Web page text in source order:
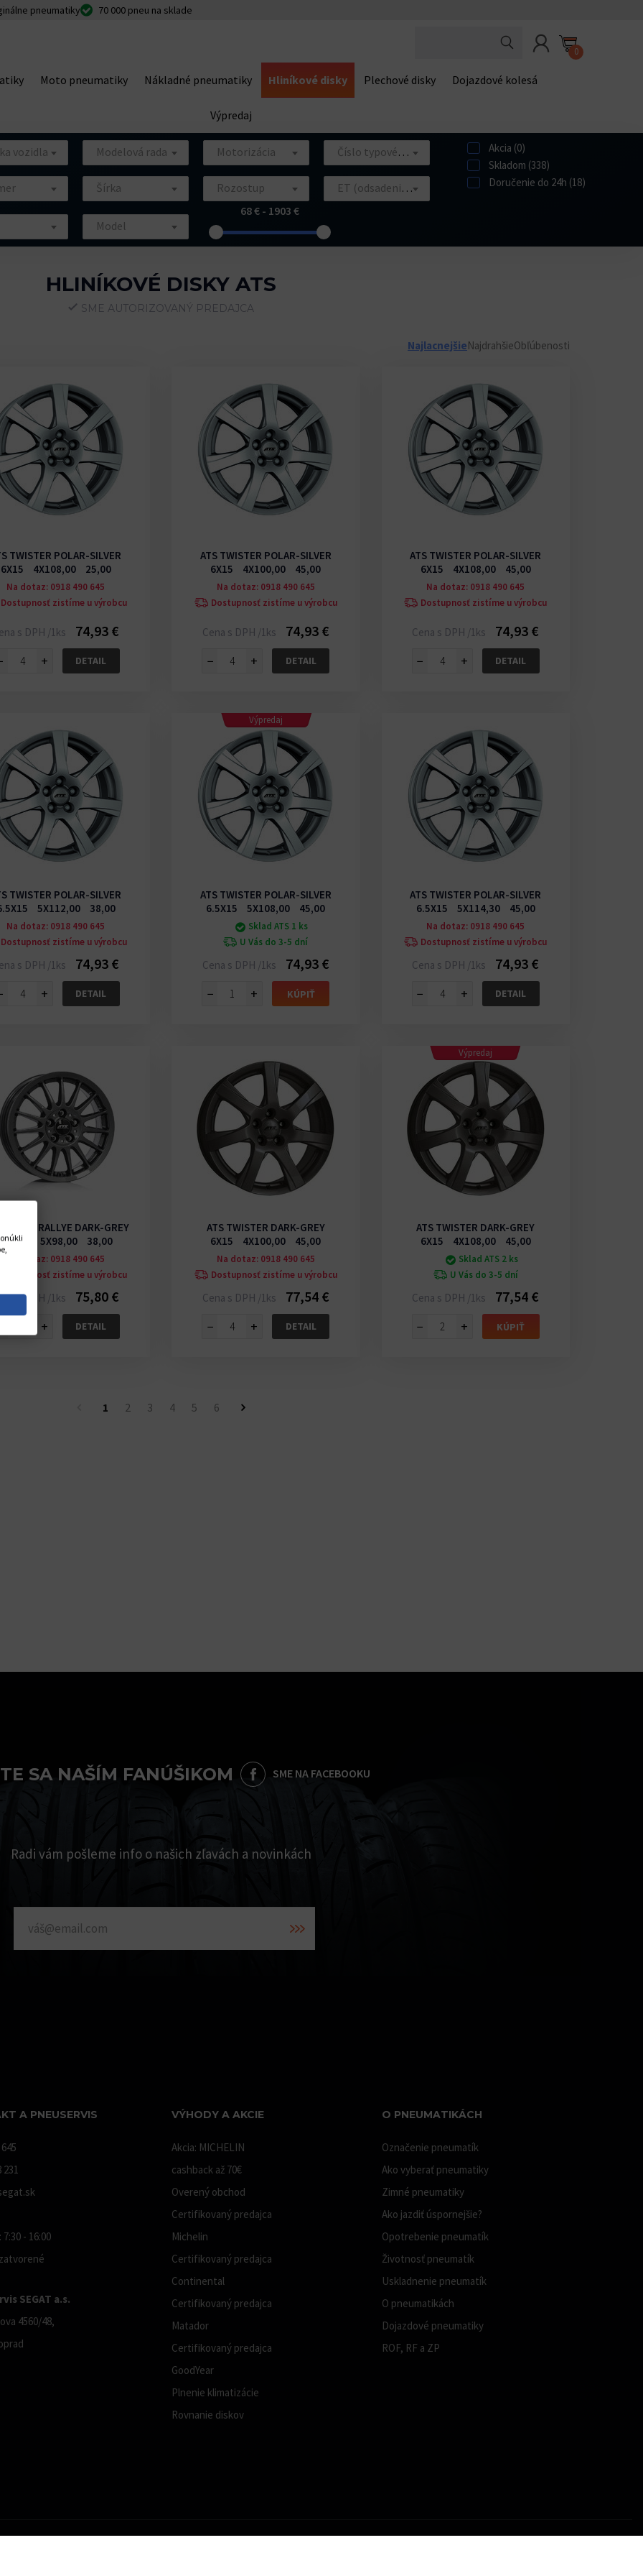
pneumatiky 70 000 pneu na sklade
0
Moto pneumatiky Nákladné pneumatiky Hliníkové disky Plechové disky Dojazdové kolesá
Výpredaj
vozidla Modelová rada Motorizácia Číslo typového schválenia
Šírka Rozostup ET (odsadenie disku)
Model
68 € - 1903 €
Akcia (0)
Skladom (338)
Doručenie do 24h (18)
HLINÍKOVÉ DISKY ATS
SME AUTORIZOVANÝ PREDAJCA
NajlacnejšieNajdrahšieObľúbenosti
TWISTER POLAR-SILVER
6X15 4X108,00 25,00
Na dotaz: 0918 490 645
Dostupnosť zistíme u výrobcu
s DPH /1ks 74,93 €
+ DETAIL
ATS TWISTER POLAR-SILVER
6X15 4X100,00 45,00
Na dotaz: 0918 490 645
Dostupnosť zistíme u výrobcu
Cena s DPH /1ks 74,93 €
− + DETAIL
ATS TWISTER POLAR-SILVER
6X15 4X108,00 45,00
Na dotaz: 0918 490 645
Dostupnosť zistíme u výrobcu
Cena s DPH /1ks 74,93 €
− + DETAIL
TWISTER POLAR-SILVER
5X112,00 38,00
Na dotaz: 0918 490 645
Dostupnosť zistíme u výrobcu
s DPH /1ks 74,93 €
+ DETAIL
Výpredaj
ATS TWISTER POLAR-SILVER
6.5X15 5X108,00 45,00
Sklad ATS 1 ks
U Vás do 3-5 dní
Cena s DPH /1ks 74,93 €
− + KÚPIŤ
ATS TWISTER POLAR-SILVER
6.5X15 5X114,30 45,00
Na dotaz: 0918 490 645
Dostupnosť zistíme u výrobcu
Cena s DPH /1ks 74,93 €
− + DETAIL
DARK-GREY
5X98,00 38,00
Na dotaz: 0918 490 645
Dostupnosť zistíme u výrobcu
s DPH /1ks 75,80 €
+ DETAIL
ATS TWISTER DARK-GREY
6X15 4X100,00 45,00
Na dotaz: 0918 490 645
Dostupnosť zistíme u výrobcu
Cena s DPH /1ks 77,54 €
− + DETAIL
Výpredaj
ATS TWISTER DARK-GREY
6X15 4X108,00 45,00
Sklad ATS 2 ks
U Vás do 3-5 dní
Cena s DPH /1ks 77,54 €
− + KÚPIŤ
1 2 3 4 5 6
SA NAŠÍM FANÚŠIKOM SME NA FACEBOOKU
Radi vám pošleme info o našich zľavách a novinkách
A PNEUSERVIS
231
- 16:00
SEGAT a.s.
4560/48,
VÝHODY A AKCIE
Akcia: MICHELIN
cashback až 70€
Overený obchod
Certifikovaný predajca
Michelin
Certifikovaný predajca
Continental
Certifikovaný predajca
Matador
Certifikovaný predajca
GoodYear
Plnenie klimatizácie
Rovnanie diskov
O PNEUMATIKÁCH
Označenie pneumatík
Ako vyberať pneumatiky
Zimné pneumatiky
Ako jazdiť úspornejšie?
Opotrebenie pneumatík
Životnosť pneumatík
Uskladnenie pneumatík
O pneumatikách
Dojazdové pneumatiky
ROF, RF a ZP